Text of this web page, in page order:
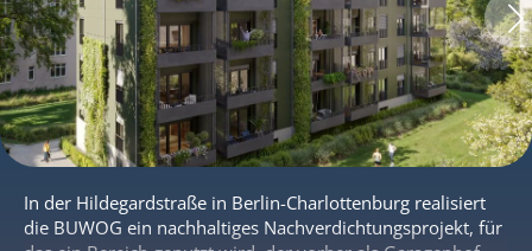
In der Hildegardstraße in Berlin-Charlottenburg realisiert
die BUWOG ein nachhaltiges Nachverdichtungsprojekt, für